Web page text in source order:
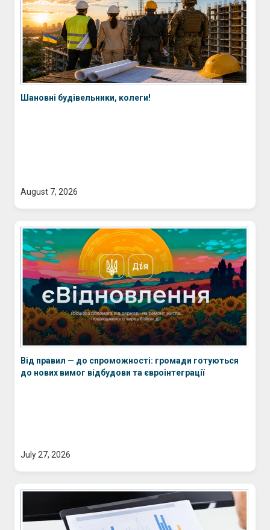
Шановні будівельники, колеги!
August 7, 2026
Від правил — до спроможності: громади готуються
до нових вимог відбудови та євроінтеграції
July 27, 2026